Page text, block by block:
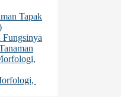
Tapak
Fungsinya